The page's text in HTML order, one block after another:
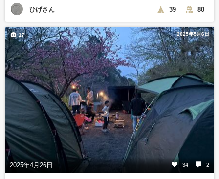
ひげさん 39 80
2025年5月6日
2025年4月26日 34 2
17